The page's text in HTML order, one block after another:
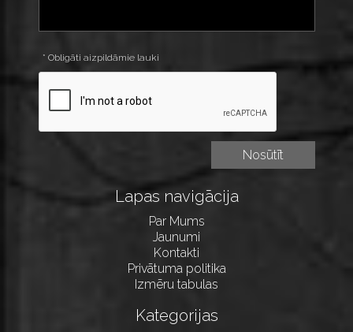
* Obligāti aizpildāmie lauki
Lapas navigācija
Par Mums
Jaunumi
Kontakti
Privātuma politika
Izmēru tabulas
Kategorijas